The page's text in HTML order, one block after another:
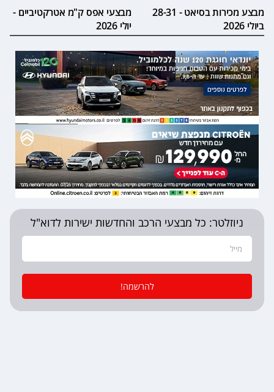
מבצע מכירות בסיאט - 28-31
ביולי 2026
מבצעי אפס ק"מ אטרקטיביים -
יולי 2026
ניוזלטר: כל מבצעי הרכב והחדשות ישירות לדוא"ל
להרשמה!